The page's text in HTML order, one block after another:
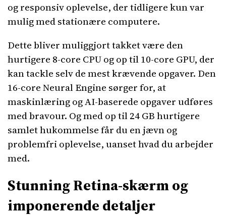
og responsiv oplevelse, der tidligere kun var
mulig med stationære computere.
Dette bliver muliggjort takket være den
hurtigere 8-core CPU og op til 10-core GPU, der
kan tackle selv de mest krævende opgaver. Den
16-core Neural Engine sørger for, at
maskinlæring og AI-baserede opgaver udføres
med bravour. Og med op til 24 GB hurtigere
samlet hukommelse får du en jævn og
problemfri oplevelse, uanset hvad du arbejder
med.
Stunning Retina-skærm og
imponerende detaljer